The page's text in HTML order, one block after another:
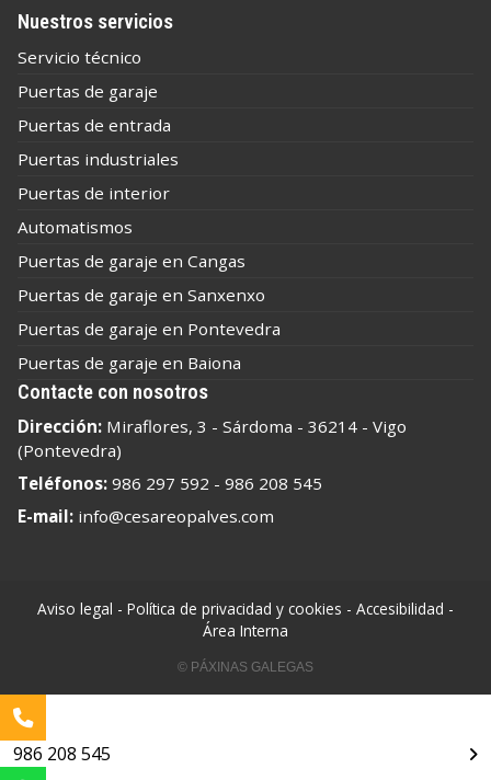
Nuestros servicios
Servicio técnico
Puertas de garaje
Puertas de entrada
Puertas industriales
Puertas de interior
Automatismos
Puertas de garaje en Cangas
Puertas de garaje en Sanxenxo
Puertas de garaje en Pontevedra
Puertas de garaje en Baiona
Contacte con nosotros
Dirección: Miraflores, 3 - Sárdoma - 36214 - Vigo
(Pontevedra)
Teléfonos: 986 297 592 - 986 208 545
E-mail: info@cesareopalves.com
Aviso legal - Política de privacidad y cookies - Accesibilidad -
Área Interna
© PÁXINAS GALEGAS
986 208 545